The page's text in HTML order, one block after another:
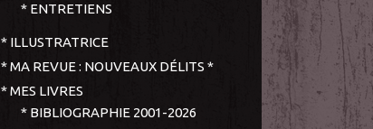
* ENTRETIENS
* ILLUSTRATRICE
* MA REVUE : NOUVEAUX DÉLITS *
* MES LIVRES
* BIBLIOGRAPHIE 2001-2026